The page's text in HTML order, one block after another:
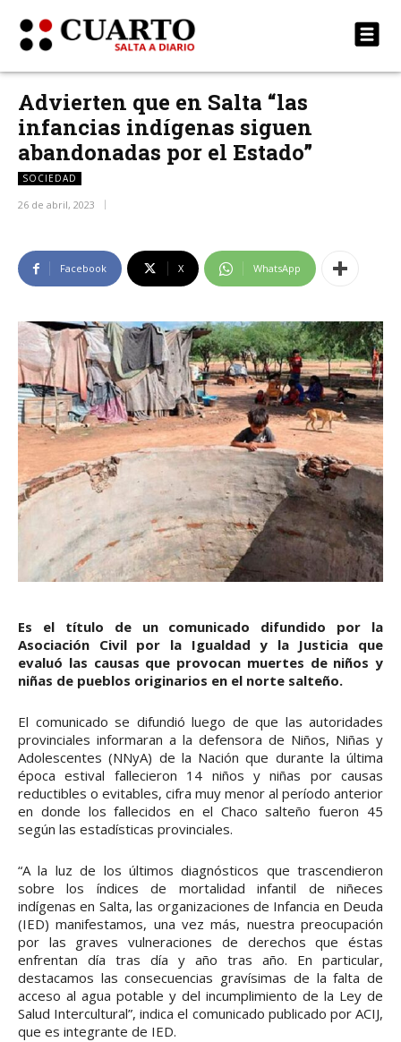
Advierten que en Salta “las
infancias indígenas siguen
abandonadas por el Estado”
SOCIEDAD
26 de abril, 2023
Facebook X WhatsApp
Es el título de un comunicado difundido por la
Asociación Civil por la Igualdad y la Justicia que
evaluó las causas que provocan muertes de niños y
niñas de pueblos originarios en el norte salteño.
El comunicado se difundió luego de que las autoridades
provinciales informaran a la defensora de Niños, Niñas y
Adolescentes (NNyA) de la Nación que durante la última
época estival fallecieron 14 niños y niñas por causas
reductibles o evitables, cifra muy menor al período anterior
en donde los fallecidos en el Chaco salteño fueron 45
según las estadísticas provinciales.
“A la luz de los últimos diagnósticos que trascendieron
sobre los índices de mortalidad infantil de niñeces
indígenas en Salta, las organizaciones de Infancia en Deuda
(IED) manifestamos, una vez más, nuestra preocupación
por las graves vulneraciones de derechos que éstas
enfrentan día tras día y año tras año. En particular,
destacamos las consecuencias gravísimas de la falta de
acceso al agua potable y del incumplimiento de la Ley de
Salud Intercultural”, indica el comunicado publicado por ACIJ,
que es integrante de IED.